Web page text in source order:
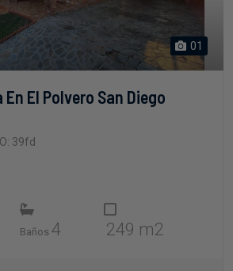
01
En El Polvero San Diego
39fd
Baños 4 249 m2